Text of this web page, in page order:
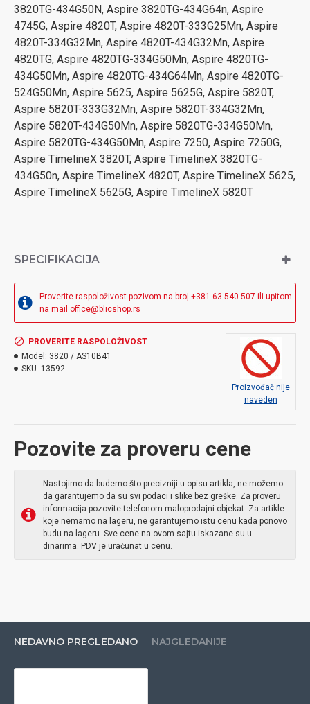
Proverite raspoloživost pozivom na broj +381 63 540 507 ili upitom
na mail office@blicshop.rs
3820TG-434G50N, Aspire 3820TG-434G64n, Aspire
4745G, Aspire 4820T, Aspire 4820T-333G25Mn, Aspire
4820T-334G32Mn, Aspire 4820T-434G32Mn, Aspire
4820TG, Aspire 4820TG-334G50Mn, Aspire 4820TG-
434G50Mn, Aspire 4820TG-434G64Mn, Aspire 4820TG-
524G50Mn, Aspire 5625, Aspire 5625G, Aspire 5820T,
Aspire 5820T-333G32Mn, Aspire 5820T-334G32Mn,
Aspire 5820T-434G50Mn, Aspire 5820TG-334G50Mn,
Aspire 5820TG-434G50Mn, Aspire 7250, Aspire 7250G,
Aspire TimelineX 3820T, Aspire TimelineX 3820TG-
434G50n, Aspire TimelineX 4820T, Aspire TimelineX 5625,
Aspire TimelineX 5625G, Aspire TimelineX 5820T
SPECIFIKACIJA
Pozovite za proveru cene
PROVERITE RASPOLOŽIVOST
Model: 3820 / AS10B41
SKU: 13592
Proizvođač nije
naveden
Nastojimo da budemo što precizniji u opisu artikla, ne možemo
da garantujemo da su svi podaci i slike bez greške. Za proveru
informacija pozovite telefonom maloprodajni objekat. Za artikle
koje nemamo na lageru, ne garantujemo istu cenu kada ponovo
budu na lageru. Sve cene na ovom sajtu iskazane su u
dinarima. PDV je uračunat u cenu.
NEDAVNO PREGLEDANO NAJGLEDANIJE